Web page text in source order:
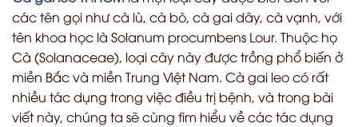
các tên gọi như cà lù, cà bò, cà gai dây, cà vạnh, với
tên khoa học là Solanum procumbens Lour. Thuộc họ
Cà (Solanaceae), loại cây này được trồng phổ biến ở
miền Bắc và miền Trung Việt Nam. Cà gai leo có rất
nhiều tác dụng trong việc điều trị bệnh, và trong bài
viết này, chúng ta sẽ cùng tìm hiểu về các tác dụng